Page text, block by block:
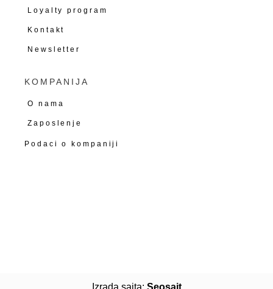
Loyalty program
Kontakt
Newsletter
KOMPANIJA
O nama
Zaposlenje
Podaci o kompaniji
Izrada sajta: Seosajt